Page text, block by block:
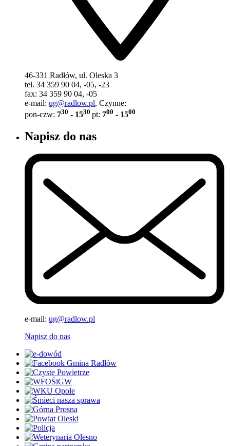
46-331 Radłów, ul. Oleska 3
tel. 34 359 90 04, -05, -23
fax: 34 359 90 04, -05
e-mail: ug@radlow.pl, Czynne:
pon-czw: 730 - 1530 pt: 700 - 1500
Napisz do nas
e-mail: ug@radlow.pl
Napisz do nas